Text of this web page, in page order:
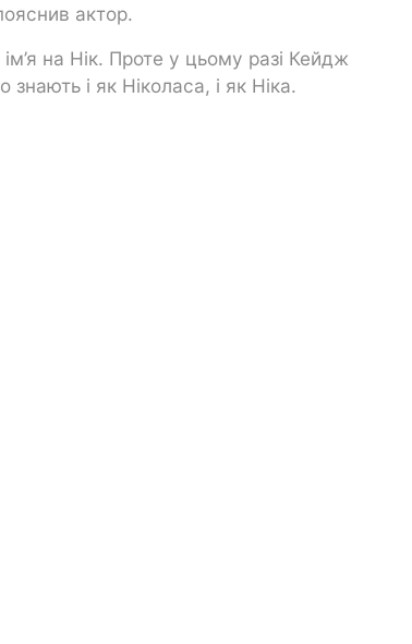
актор.
на Нік. Проте у цьому разі Кейдж
і як Ніколаса, і як Ніка.